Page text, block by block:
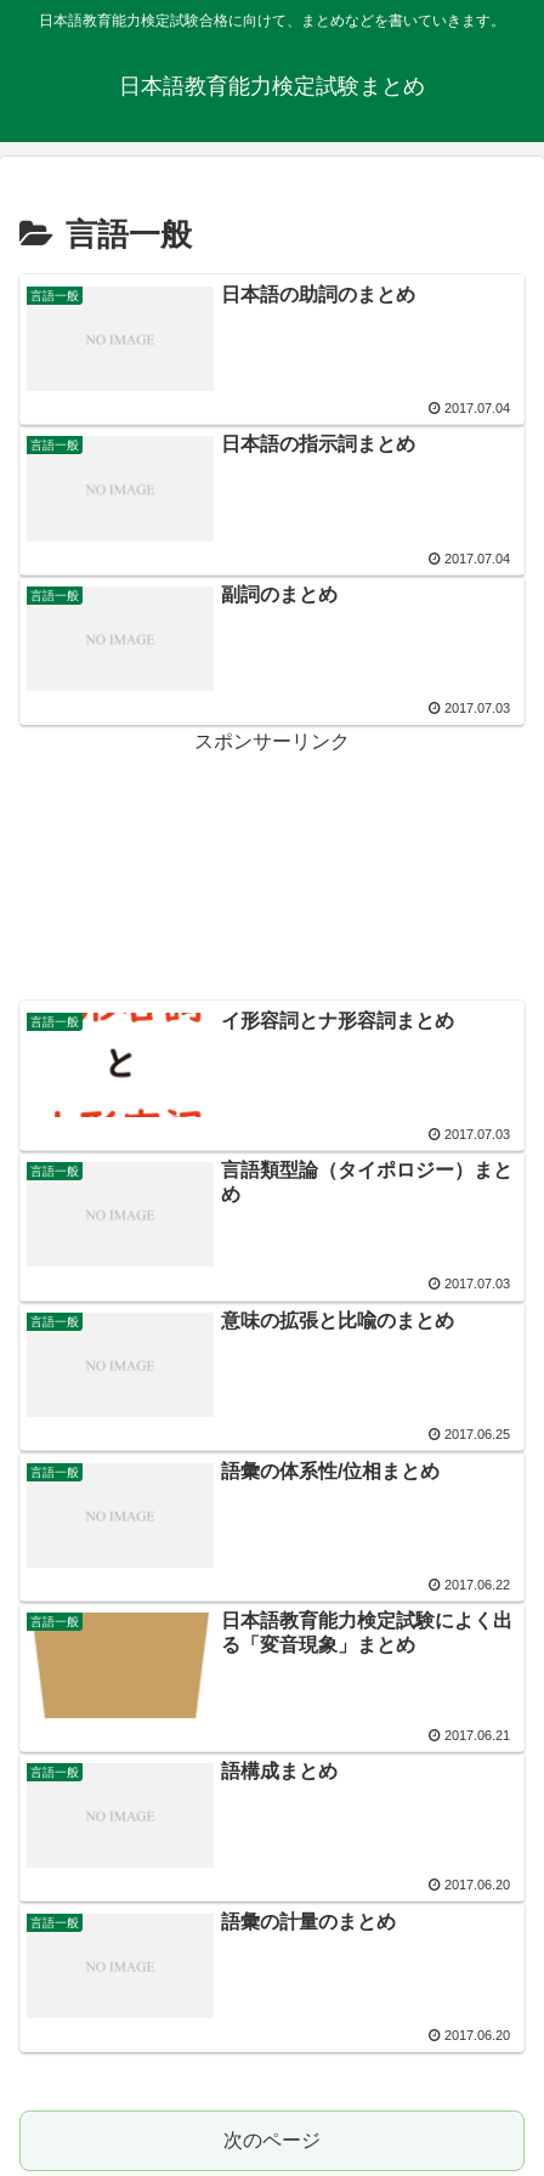
日本語教育能力検定試験合格に向けて、まとめなどを書いていきます。
日本語教育能力検定試験まとめ
言語一般
言語一般 日本語の助詞のまとめ
2017.07.04
言語一般 日本語の指示詞まとめ
2017.07.04
言語一般 副詞のまとめ
2017.07.03
スポンサーリンク
言語一般 イ形容詞とナ形容詞まとめ
2017.07.03
言語一般
言語類型論（タイポロジー）まと
め
2017.07.03
言語一般 意味の拡張と比喩のまとめ
2017.06.25
言語一般 語彙の体系性/位相まとめ
2017.06.22
言語一般
日本語教育能力検定試験によく出
る「変音現象」まとめ
2017.06.21
言語一般 語構成まとめ
2017.06.20
言語一般 語彙の計量のまとめ
2017.06.20
次のページ